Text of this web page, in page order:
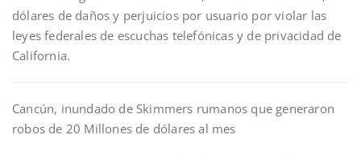
dólares de daños y perjuicios por usuario por violar las
leyes federales de escuchas telefónicas y de privacidad de
California.
Cancún, inundado de Skimmers rumanos que generaron
robos de 20 Millones de dólares al mes